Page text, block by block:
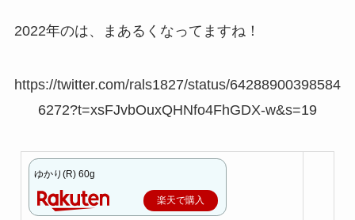
2022年のは、まあるくなってますね！
https://twitter.com/rals1827/status/64288900398584
6272?t=xsFJvbOuxQHNfo4FhGDX-w&s=19
ゆかり(R) 60g
楽天で購入